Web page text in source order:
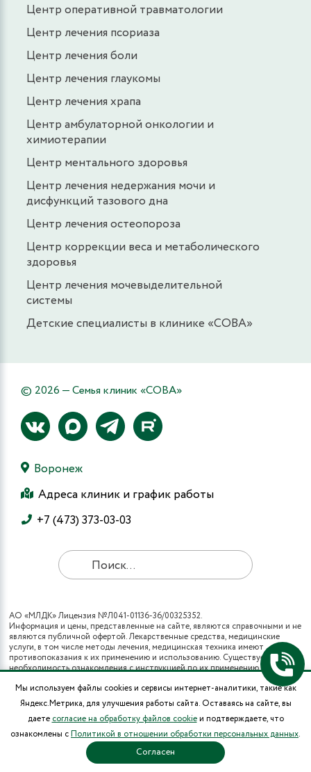
Центр оперативной травматологии
Центр лечения псориаза
Центр лечения боли
Центр лечения глаукомы
Центр лечения храпа
Центр амбулаторной онкологии и
химиотерапии
Центр ментального здоровья
Центр лечения недержания мочи и
дисфункций тазового дна
Центр лечения остеопороза
Центр коррекции веса и метаболического
здоровья
Центр лечения мочевыделительной
системы
Детские специалисты в клинике «СОВА»
© 2026 — Семья клиник «СОВА»
Воронеж
Адреса клиник и график работы
+7 (473) 373-03-03
АО «МЛДК» Лицензия №Л041-01136-36/00325352.
Информация и цены, представленные на сайте, являются справочными и не
являются публичной офертой. Лекарственные средства, медицинские
услуги, в том числе методы лечения, медицинская техника имеют
противопоказания к их применению и использованию. Существует
необходимость ознакомления с инструкцией по их применению и
Все виды медицинских услуг вы также можете получить в рамках
программы государственных гарантий бесплатного оказания гражданам
медицинской помощи и территориальных программ государственных
гарантий бесплатного оказания гражданам медицинской помощи (при
наличии полиса ОМС в муниципальных поликлиниках города).
* Цены на операции носят информационный характер и могут изменяться в
зависимости от сложности и использования расходных материалов.
Мы используем файлы cookies и сервисы интернет-аналитики, такие как
Яндекс.Метрика, для улучшения работы сайта. Оставаясь на сайте, вы
даете согласие на обработку файлов cookieи подтверждаете, что
ознакомлены сПолитикой в отношении обработки персональных данных.
Согласен